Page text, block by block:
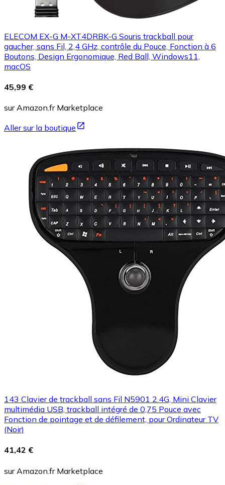
ELECOM EX-G M-XT4DRBK-G Souris trackball pour
gaucher, sans Fil, 2,4 GHz, contrôle du Pouce, Fonction à 6
Boutons, Design Ergonomique, Red Ball, Windows11,
macOS
45,99 €
sur Amazon.fr Marketplace
Aller sur la boutique
143 Clavier de trackball sans Fil N5901 2.4G, Mini Clavier
multimédia USB, trackball intégré de 0,75 Pouce avec
Fonction de pointage et de défilement, pour Ordinateur TV
(Noir)
41,42 €
sur Amazon.fr Marketplace